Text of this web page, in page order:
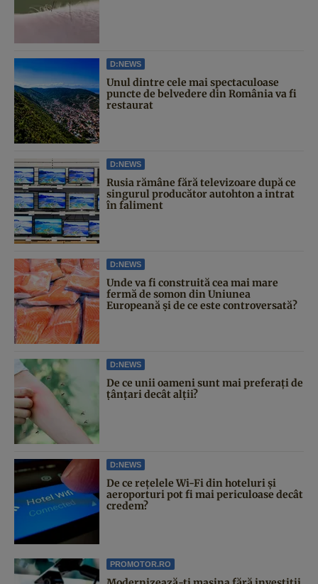
D:NEWS
Unul dintre cele mai spectaculoase
puncte de belvedere din România va fi
restaurat
D:NEWS
Rusia rămâne fără televizoare după ce
singurul producător autohton a intrat
în faliment
D:NEWS
Unde va fi construită cea mai mare
fermă de somon din Uniunea
Europeană și de ce este controversată?
D:NEWS
De ce unii oameni sunt mai preferați de
țânțari decât alții?
D:NEWS
De ce rețelele Wi-Fi din hoteluri și
aeroporturi pot fi mai periculoase decât
credem?
PROMOTOR.RO